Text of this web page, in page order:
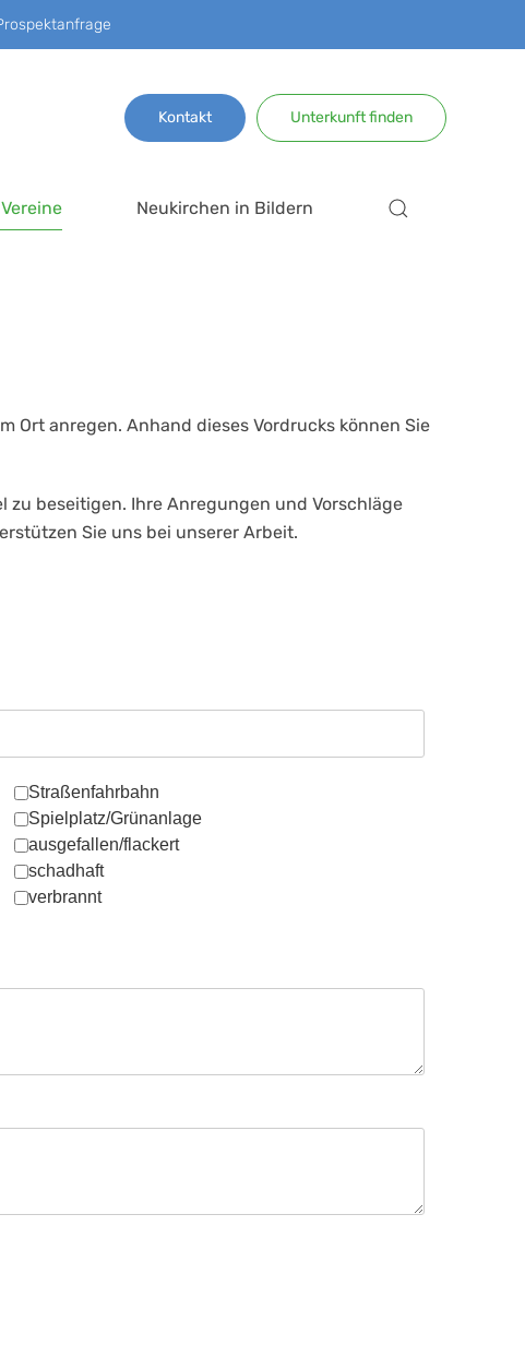
Kontakt Unterkunft finden
Neukirchen in Bildern
Ort anregen. Anhand dieses Vordrucks können Sie
zu beseitigen. Ihre Anregungen und Vorschläge
Sie uns bei unserer Arbeit.
Straßenfahrbahn
Spielplatz/Grünanlage
ausgefallen/flackert
schadhaft
verbrannt